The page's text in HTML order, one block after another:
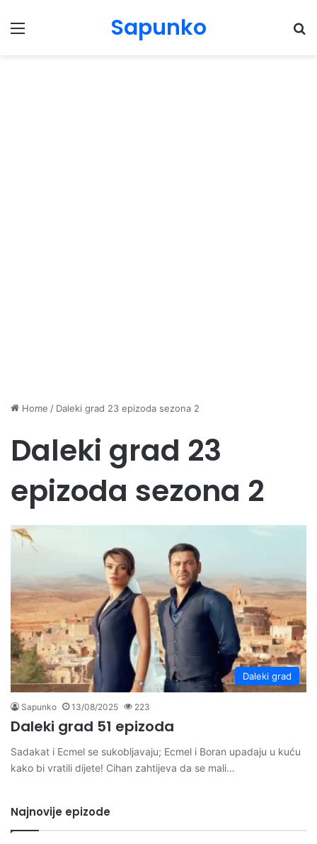
Menu Sapunko
Home / Daleki grad 23 epizoda sezona 2
Daleki grad 23
epizoda sezona 2
Daleki grad
Sapunko 13/08/2025 223
Daleki grad 51 epizoda
Sadakat i Ecmel se sukobljavaju; Ecmel i Boran upadaju u kuću
kako bi vratili dijete! Cihan zahtijeva da se mali…
Najnovije epizode